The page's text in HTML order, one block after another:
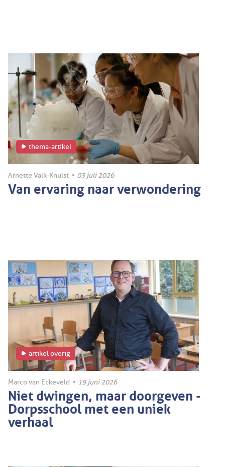
thema-artikel
Arnette Valk-Knulst • 03 juli 2026
Van ervaring naar verwondering
artikel overig
Marco van Eckeveld • 19 juni 2026
Niet dwingen, maar doorgeven -
Dorpsschool met een uniek
verhaal